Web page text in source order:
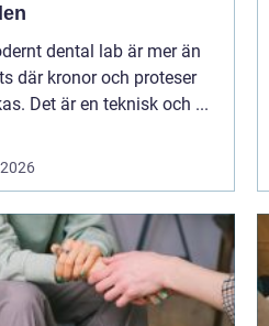
dental lab är mer än
där kronor och proteser
Det är en teknisk och ...